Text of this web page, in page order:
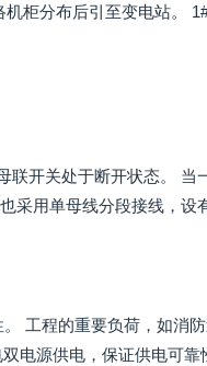
柜分布后引至变电站。
开关处于断开状态。 当
采用单母线分段接线，设
工程的重要负荷，如消
电源供电，保证供电可